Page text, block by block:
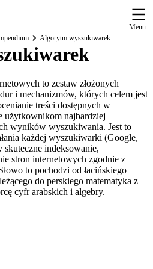
Menu
Algorytm wyszukiwarek
to zestaw złożonych
i mechanizmów, których celem jest
treści dostępnych w
użytkownikom najbardziej
wyników wyszukiwania. Jest to
każdej wyszukiwarki (Google,
indeksowanie,
stron internetowych zgodnie z
to pochodzi od łacińskiego
do perskiego matematyka z
cyfr arabskich i algebry.